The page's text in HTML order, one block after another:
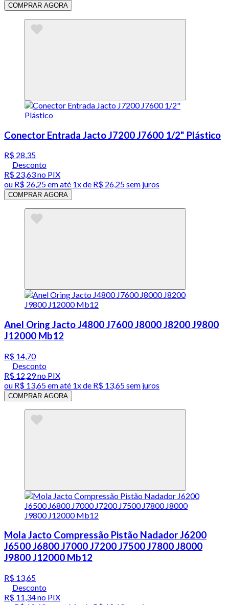
COMPRAR AGORA
Conector Entrada Jacto J7200 J7600 1/2" Plástico
R$ 28,35
Desconto
R$ 23,63no PIX
ou R$ 26,25em até 1x de R$ 26,25sem juros
COMPRAR AGORA
Anel Oring Jacto J4800 J7600 J8000 J8200 J9800
J12000 Mb12
R$ 14,70
Desconto
R$ 12,29no PIX
ou R$ 13,65em até 1x de R$ 13,65sem juros
COMPRAR AGORA
Mola Jacto Compressão Pistão Nadador J6200
J6500 J6800 J7000 J7200 J7500 J7800 J8000
J9800 J12000 Mb12
R$ 13,65
Desconto
R$ 11,34no PIX